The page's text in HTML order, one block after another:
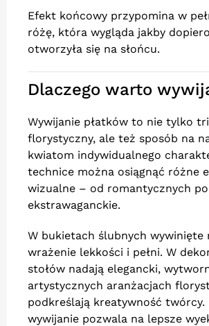
Efekt końcowy przypomina w
różę, która wygląda jakby
otworzyła się na słońcu.
Dlaczego warto
Wywijanie płatków to nie tylko
florystyczny, ale też sposób na
kwiatom indywidualnego
technice można osiągnąć różne
wizualne – od romantycznych po
ekstrawaganckie.
W bukietach ślubnych wywinięte
wrażenie lekkości i pełni. W
stołów nadają elegancki,
artystycznych aranżacjach
podkreślają kreatywność twórcy.
wywijanie pozwala na lepsze